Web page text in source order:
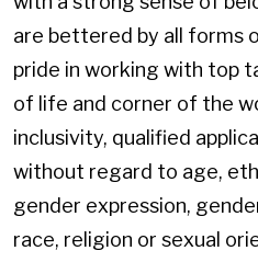
are bettered by all forms
pride in working with top
of life and corner of the
inclusivity, qualified
without regard to age,
gender expression,
race, religion or sexual